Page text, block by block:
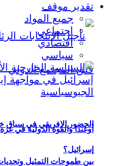
الحضور الإفريقي في سباق
بين طموحات التمثيل
تقدير موقف
جميع المواد
اجتماعي
اقتصادي
سياسي
أوغندا والقوة الدولية في
إسرائيل؟